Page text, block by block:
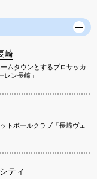
崎
ムタウンとするプロサッカ
レン長崎」
トボールクラブ「長崎ヴェ
ティ